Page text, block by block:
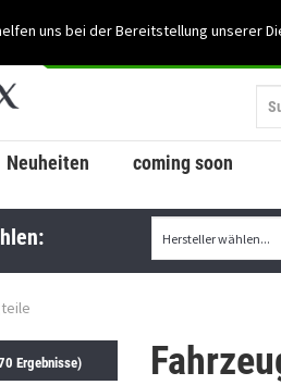
uns bei der Bereitstellung unserer
Neuheiten coming soon
Ergebnisse)